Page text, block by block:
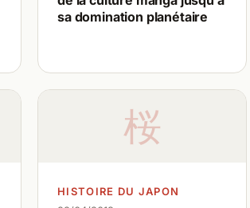
sa domination planétaire
桜
HISTOIRE DU JAPON